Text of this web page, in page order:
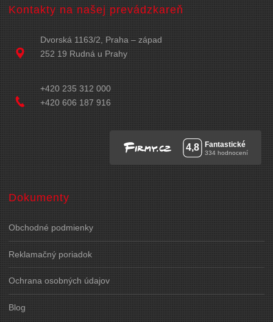
Kontakty na našej prevádzkareň
Dvorská 1163/2, Praha – západ
252 19 Rudná u Prahy
+420 235 312 000
+420 606 187 916
Dokumenty
Obchodné podmienky
Reklamačný poriadok
Ochrana osobných údajov
Blog